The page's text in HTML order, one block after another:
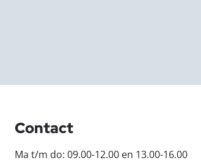
Contact
Ma t/m do: 09.00-12.00 en 13.00-16.00